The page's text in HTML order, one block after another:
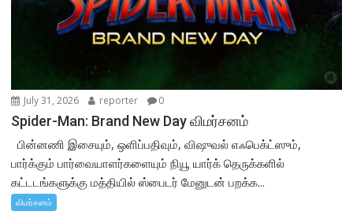
July 31, 2026 reporter 0
Spider-Man: Brand New Day விமர்சனம்
பின்னணி இசையும், ஒளிப்பதிவும், விஷுவல் எஃபெக்ட்ஸும்,
பார்க்கும் பார்வையாளர்களையும் நியூ யார்க் தெருக்களில்
கட்டடங்களுக்கு மத்தியில் ஸ்பைடர் மேனுடன் பறக்க...
விமர்சனம்